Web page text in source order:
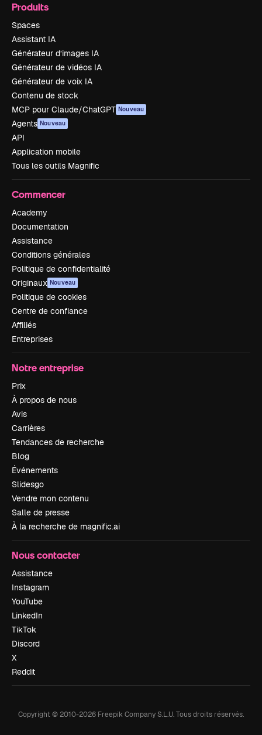
Produits
Spaces
Assistant IA
Générateur d’images IA
Générateur de vidéos IA
Générateur de voix IA
Contenu de stock
MCP pour Claude/ChatGPT Nouveau
Agents Nouveau
API
Application mobile
Tous les outils Magnific
Commencer
Academy
Documentation
Assistance
Conditions générales
Politique de confidentialité
Originaux Nouveau
Politique de cookies
Centre de confiance
Affiliés
Entreprises
Notre entreprise
Prix
À propos de nous
Avis
Carrières
Tendances de recherche
Blog
Événements
Slidesgo
Vendre mon contenu
Salle de presse
À la recherche de magnific.ai
Nous contacter
Assistance
Instagram
YouTube
LinkedIn
TikTok
Discord
X
Reddit
Copyright © 2010-2026 Freepik Company S.L.U.Tous droits réservés.